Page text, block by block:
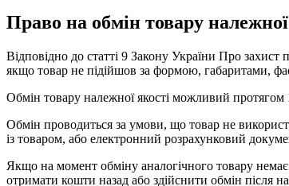
Право на обмін товару належної
Відповідно до статті 9 Закону України Про
якщо товар не підійшов за формою, габаритами,
Обмін товару належної якості можливий
Обмін проводиться за умови, що товар не
із товаром, або електронний розрахунковий
Якщо на момент обміну аналогічного товару
отримати кошти назад або здійснити обмін після